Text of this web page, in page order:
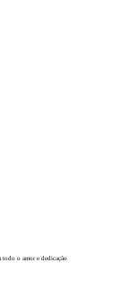
todo o amor e dedicação